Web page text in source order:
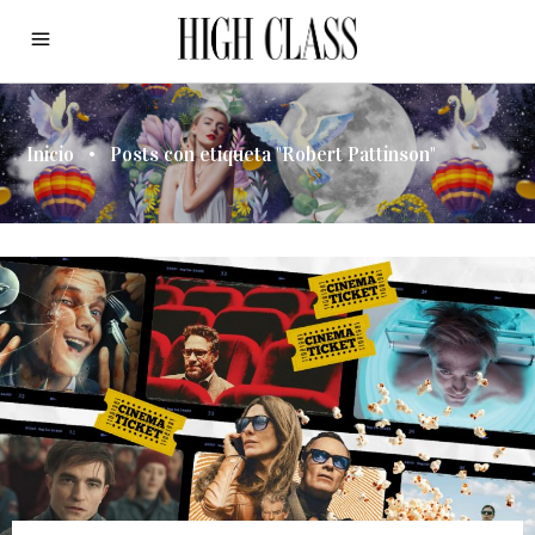
Inicio • Posts con etiqueta "Robert Pattinson"